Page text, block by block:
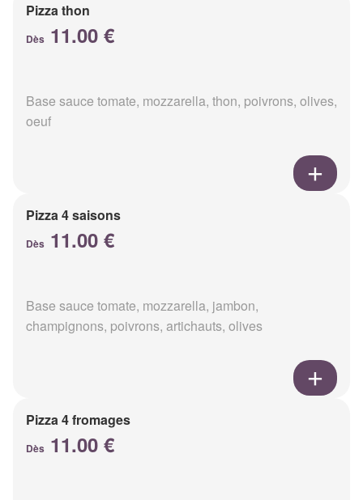
Pizza thon
Dès 11.00 €
Base sauce tomate, mozzarella, thon, poivrons, olives,
oeuf
Pizza 4 saisons
Dès 11.00 €
Base sauce tomate, mozzarella, jambon,
champignons, poivrons, artichauts, olives
Pizza 4 fromages
Dès 11.00 €